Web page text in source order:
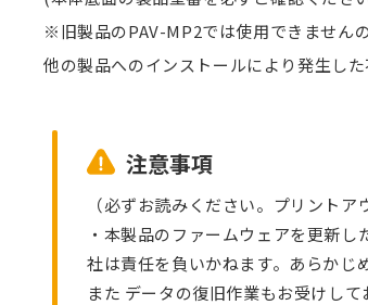
※旧製品のPAV-MP2では使用できません
他の製品へのインストールにより発生し
注意事項
（必ずお読みください。プリント
・本製品のファームウェアを更新
社は責任を負いかねます。あらかじ
また データの復旧作業もお受けし